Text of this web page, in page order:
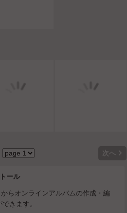
次へ 
ール
らオンラインアルバムの作成・編
きます。